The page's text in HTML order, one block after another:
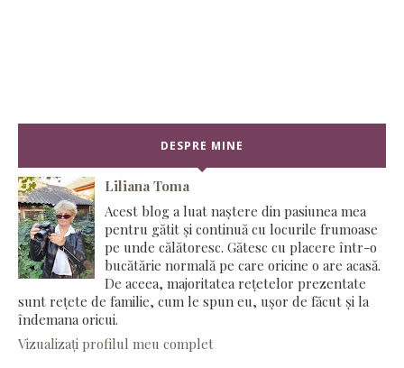
DESPRE MINE
Liliana Toma
Acest blog a luat naștere din pasiunea mea
pentru gătit și continuă cu locurile frumoase
pe unde călătoresc. Gătesc cu placere într-o
bucătărie normală pe care oricine o are acasă.
De aceea, majoritatea rețetelor prezentate
sunt rețete de familie, cum le spun eu, ușor de făcut și la
îndemana oricui.
Vizualizați profilul meu complet